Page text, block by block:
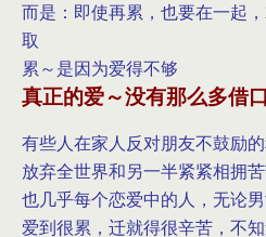
而是：即使再累，也要在一起
取
累～是因为爱得不够
真正的爱～没有那么多借
有些人在家人反对朋友不鼓励
放弃全世界和另一半紧紧相拥苦
也几乎每个恋爱中的人，无论
爱到很累，迁就得很辛苦，不